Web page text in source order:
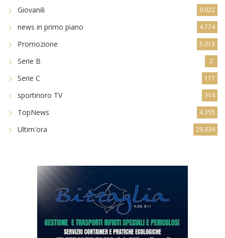
Giovanili 9.022
news in primo piano 4.774
Promozione 5.013
Serie B 2
Serie C 117
sportinoro TV 314
TopNews 4.355
Ultim'ora 29.334